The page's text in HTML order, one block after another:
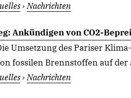
›Nachrichten
Ankündigen von CO2-
Umsetzung des Pariser
fossilen Brennstoffen auf der
›Nachrichten